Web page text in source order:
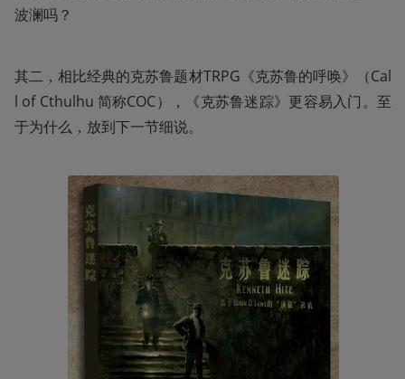
波澜吗？
其二，相比经典的克苏鲁题材TRPG《克苏鲁的呼唤》（Cal
l of Cthulhu 简称COC），《克苏鲁迷踪》更容易入门。至
于为什么，放到下一节细说。